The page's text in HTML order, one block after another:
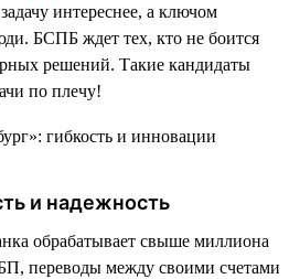
интереснее, а ключом
БСПБ ждет тех, кто не боится
решений. Такие кандидаты
по плечу!
и надежность
обрабатывает свыше миллиона
переводы между своими счетами